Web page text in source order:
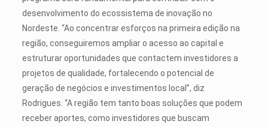
desenvolvimento do ecossistema de inovação no
Nordeste. “Ao concentrar esforços na primeira edição na
região, conseguiremos ampliar o acesso ao capital e
estruturar oportunidades que contactem investidores a
projetos de qualidade, fortalecendo o potencial de
geração de negócios e investimentos local”, diz
Rodrigues. “A região tem tanto boas soluções que podem
receber aportes, como investidores que buscam